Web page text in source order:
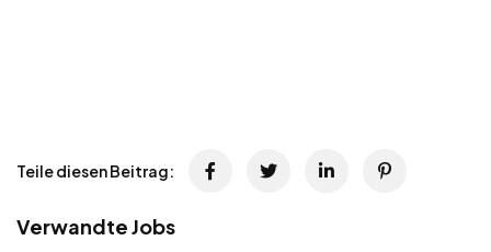
Teile diesen Beitrag:
Verwandte Jobs